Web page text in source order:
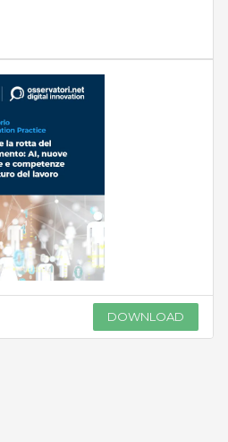
DOWNLOAD